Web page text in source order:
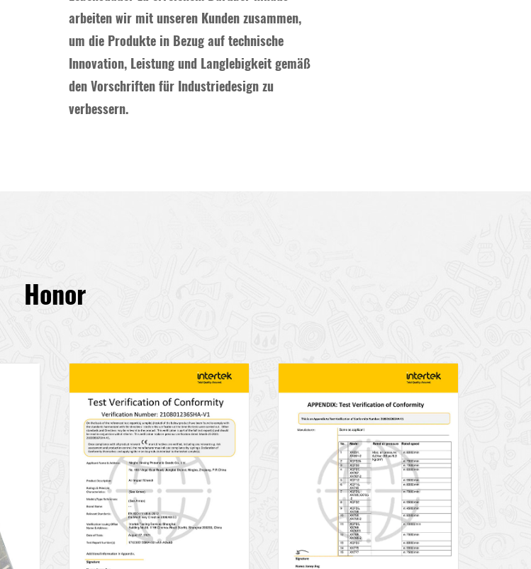
arbeiten wir mit unseren Kunden zusammen,
um die Produkte in Bezug auf technische
Innovation, Leistung und Langlebigkeit gemäß
den Vorschriften für Industriedesign zu
verbessern.
Honor